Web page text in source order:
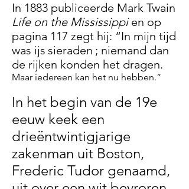
In 1883 publiceerde Mark Twain
Life on the Mississippien op
pagina 117 zegt hij: “In mijn tijd
was ijs sieraden ; niemand dan
de rijken konden het dragen.
Maar iedereen kan het nu hebben.”
In het begin van de 19e
eeuw keek een
drieëntwintigjarige
zakenman uit Boston,
Frederic Tudor genaamd,